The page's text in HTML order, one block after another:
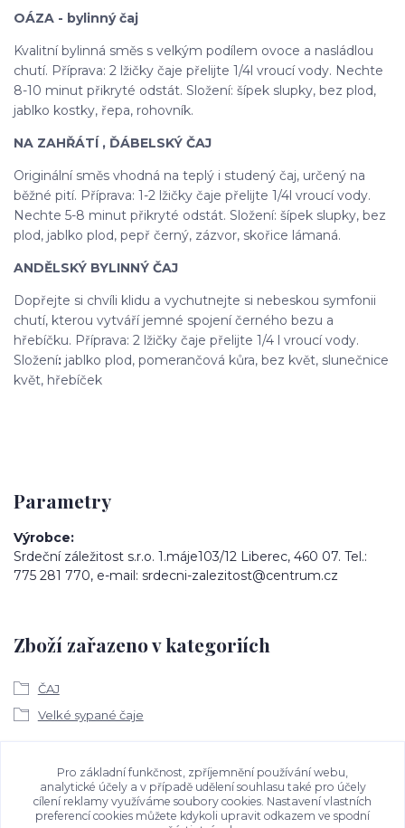
OÁZA - bylinný čaj
Kvalitní bylinná směs s velkým podílem ovoce a nasládlou
chutí. Příprava: 2 lžičky čaje přelijte 1/4l vroucí vody. Nechte
8-10 minut přikryté odstát. Složení: šípek slupky, bez plod,
jablko kostky, řepa, rohovník.
NA ZAHŘÁTÍ , ĎÁBELSKÝ ČAJ
Originální směs vhodná na teplý i studený čaj, určený na
běžné pití. Příprava: 1-2 lžičky čaje přelijte 1/4l vroucí vody.
Nechte 5-8 minut přikryté odstát. Složení: šípek slupky, bez
plod, jablko plod, pepř černý, zázvor, skořice lámaná.
ANDĚLSKÝ BYLINNÝ ČAJ
Dopřejte si chvíli klidu a vychutnejte si nebeskou symfonii
chutí, kterou vytváří jemné spojení černého bezu a
hřebíčku. Příprava: 2 lžičky čaje přelijte 1/4 l vroucí vody.
Složení: jablko plod, pomerančová kůra, bez květ, slunečnice
květ, hřebíček
Parametry
Výrobce
Srdeční záležitost s.r.o. 1.máje103/12 Liberec, 460 07. Tel.:
775 281 770, e-mail: srdecni-zalezitost@centrum.cz
Zboží zařazeno v kategoriích
ČAJ
Velké sypané čaje
Ke stažení
Bezpečností upozornění
Pro základní funkčnost, zpříjemnění používání webu,
analytické účely a v případě udělení souhlasu také pro účely
cílení reklamy využíváme soubory cookies. Nastavení vlastních
preferencí cookies můžete kdykoli upravit odkazem ve spodní